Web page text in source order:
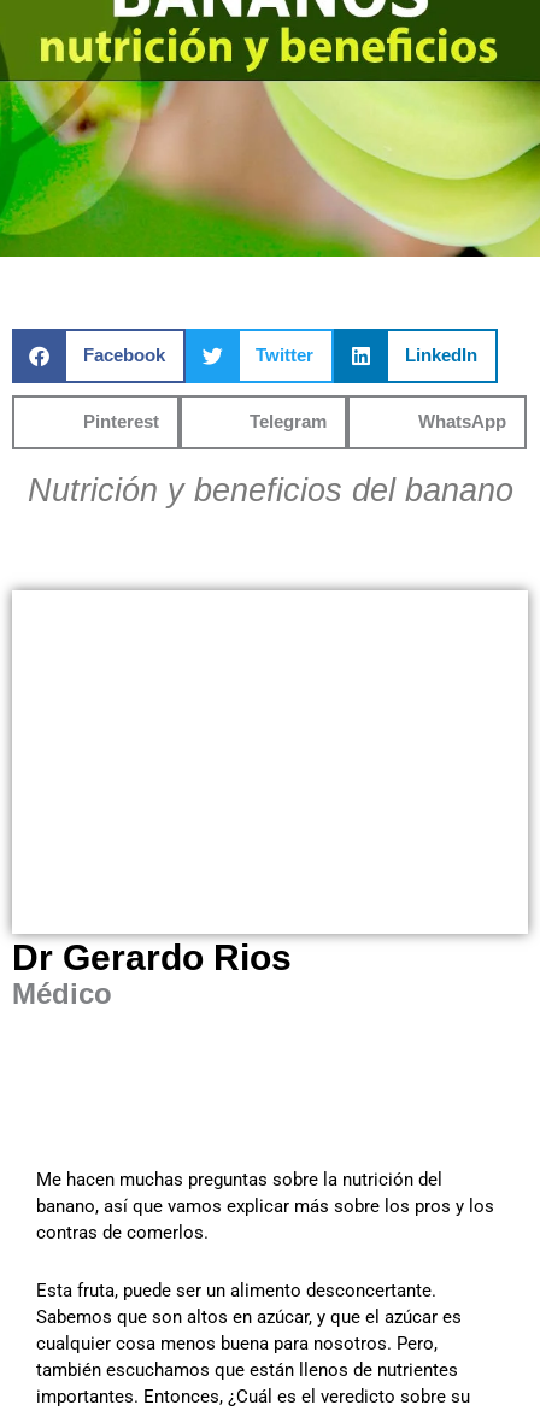
Facebook Twitter LinkedIn
Pinterest Telegram WhatsApp
Nutrición y beneficios del banano
Dr Gerardo Rios
Médico
Me hacen muchas preguntas sobre la nutrición del
banano, así que vamos explicar más sobre los pros y los
contras de comerlos.
Esta fruta, puede ser un alimento desconcertante.
Sabemos que son altos en azúcar, y que el azúcar es
cualquier cosa menos buena para nosotros. Pero,
también escuchamos que están llenos de nutrientes
importantes. Entonces, ¿Cuál es el veredicto sobre su